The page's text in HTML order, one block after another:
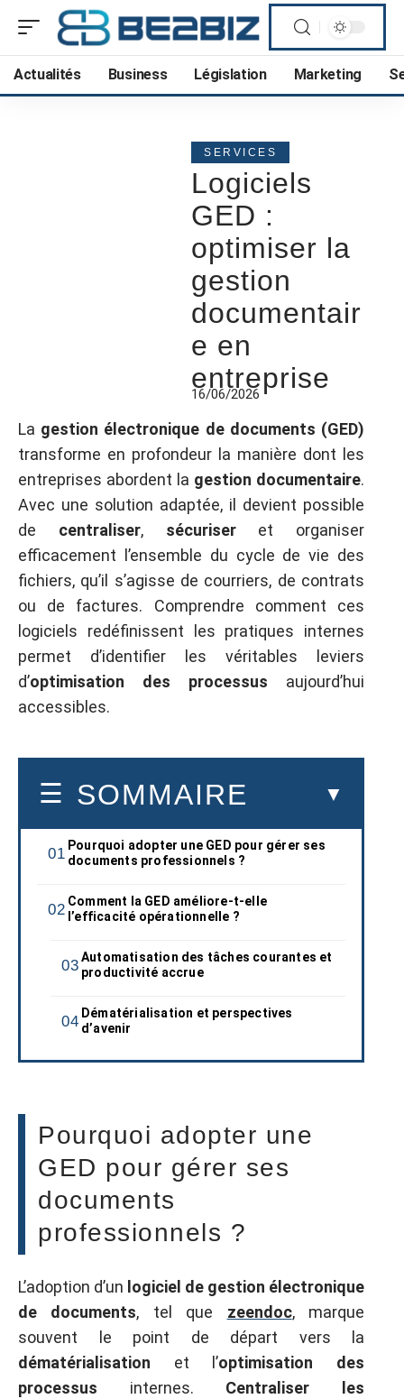
Actualités Business Législation Marketing
SERVICES
Logiciels
GED :
optimiser la
gestion
documentair
e en
entreprise
16/06/2026
La gestion électronique de documents (GED)
transforme en profondeur la manière dont les
entreprises abordent la gestion documentaire.
Avec une solution adaptée, il devient possible
de centraliser, sécuriseret organiser
efficacement l’ensemble du cycle de vie des
fichiers, qu’il s’agisse de courriers, de contrats
ou de factures. Comprendre comment ces
logiciels redéfinissent les pratiques internes
permet d’identifier les véritables leviers
d’optimisation des processus aujourd’hui
accessibles.
SOMMAIRE
Pourquoi adopter une GED pour gérer ses
documents professionnels ?
Comment la GED améliore-t-elle
l’efficacité opérationnelle ?
Automatisation des tâches courantes et
productivité accrue
Dématérialisation et perspectives
d’avenir
Pourquoi adopter une
GED pour gérer ses
documents
professionnels ?
L’adoption d’un logiciel de gestion électronique
de documents, tel que zeendoc, marque
souvent le point de départ vers la
dématérialisation et l’optimisation des
processus internes. Centraliser les